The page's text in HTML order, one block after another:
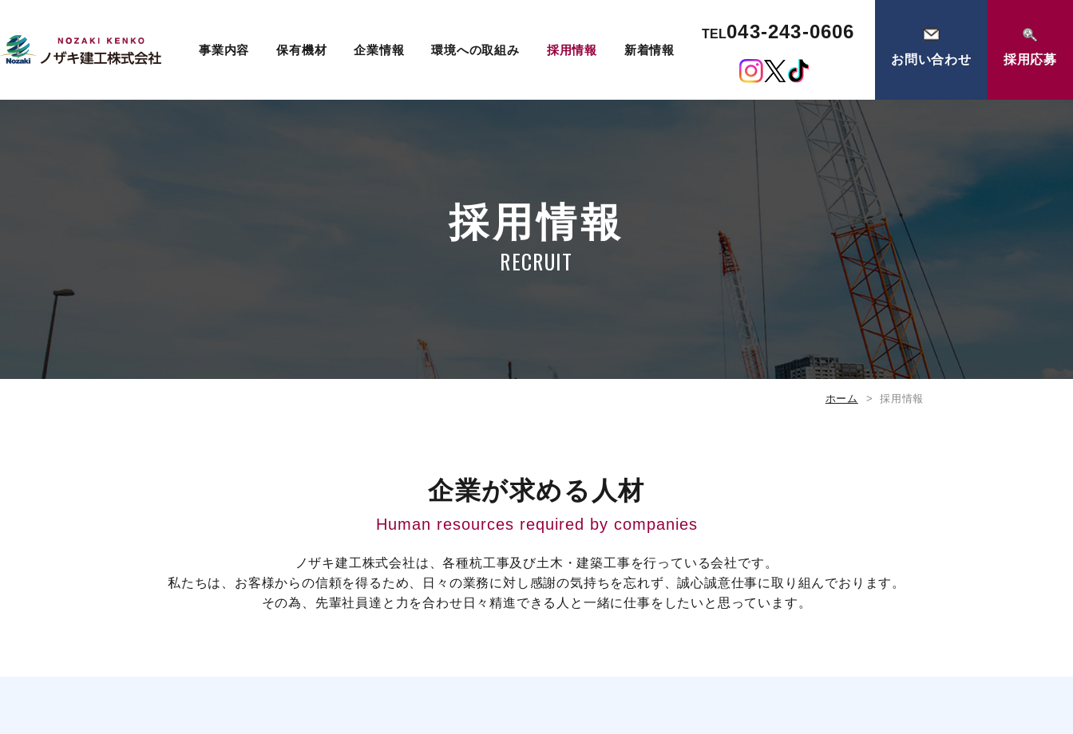
事業内容 保有機材 企業情報 環境への取組み 採用情報 新着情報
TEL043-243-0606
お問い合わせ 採用応募
採用情報
RECRUIT
ホーム 採用情報
企業が求める人材
Human resources required by companies
ノザキ建工株式会社は、各種杭工事及び土木・建築工事を行っている会社です。
私たちは、お客様からの信頼を得るため、日々の業務に対し感謝の気持ちを忘れず、誠心誠意仕事に取り組んでおります。
その為、先輩社員達と力を合わせ日々精進できる人と一緒に仕事をしたいと思っています。